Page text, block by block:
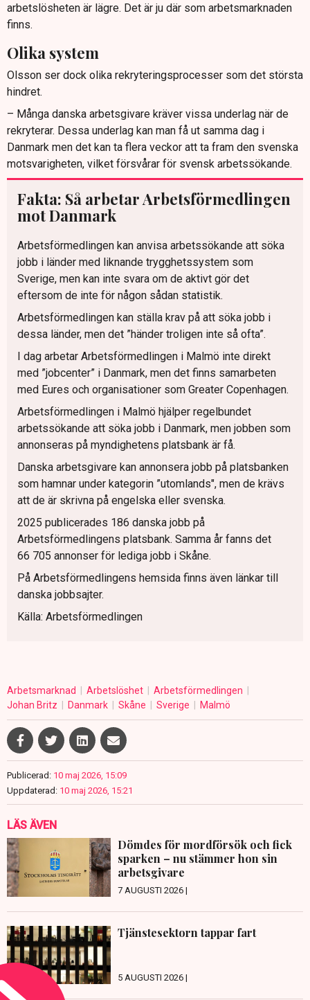
arbetslösheten är lägre. Det är ju där som arbetsmarknaden
finns.
Olika system
Olsson ser dock olika rekryteringsprocesser som det största
hindret.
– Många danska arbetsgivare kräver vissa underlag när de
rekryterar. Dessa underlag kan man få ut samma dag i
Danmark men det kan ta flera veckor att ta fram den svenska
motsvarigheten, vilket försvårar för svensk arbetssökande.
Fakta: Så arbetar Arbetsförmedlingen
mot Danmark
Arbetsförmedlingen kan anvisa arbetssökande att söka
jobb i länder med liknande trygghetssystem som
Sverige, men kan inte svara om de aktivt gör det
eftersom de inte för någon sådan statistik.
Arbetsförmedlingen kan ställa krav på att söka jobb i
dessa länder, men det ”händer troligen inte så ofta”.
I dag arbetar Arbetsförmedlingen i Malmö inte direkt
med ”jobcenter” i Danmark, men det finns samarbeten
med Eures och organisationer som Greater Copenhagen.
Arbetsförmedlingen i Malmö hjälper regelbundet
arbetssökande att söka jobb i Danmark, men jobben som
annonseras på myndighetens platsbank är få.
Danska arbetsgivare kan annonsera jobb på platsbanken
som hamnar under kategorin ”utomlands", men de krävs
att de är skrivna på engelska eller svenska.
2025 publicerades 186 danska jobb på
Arbetsförmedlingens platsbank. Samma år fanns det
66 705 annonser för lediga jobb i Skåne.
På Arbetsförmedlingens hemsida finns även länkar till
danska jobbsajter.
Källa: Arbetsförmedlingen
Arbetsmarknad Arbetslöshet
Arbetsförmedlingen
Johan Britz
Danmark Skåne Sverige Malmö
Publicerad: 10 maj 2026, 15:09
Uppdaterad: 10 maj 2026, 15:21
LÄS ÄVEN
Dömdes för mordförsök och fick
sparken – nu stämmer hon sin
arbetsgivare
7 AUGUSTI 2026 |
Tjänstesektorn tappar fart
5 AUGUSTI 2026 |